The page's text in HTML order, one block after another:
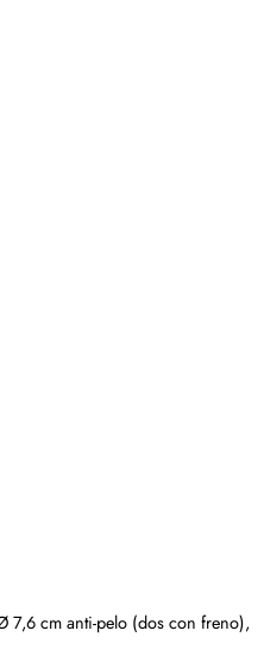
7,6 cm anti-pelo (dos con freno),